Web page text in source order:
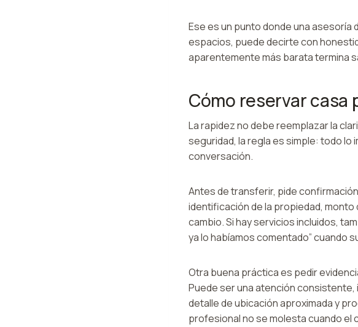
Ese es un punto donde una
espacios, puede decirte con
aparentemente más barata termina
Cómo reservar casa
La rapidez no debe reemplazar la
seguridad, la regla es simple: todo
conversación.
Antes de transferir, pide
identificación de la propiedad,
cambio. Si hay servicios incluidos,
ya lo habíamos comentado” cuando
Otra buena práctica es pedir
Puede ser una atención
detalle de ubicación aproximada y
profesional no se molesta cuando el